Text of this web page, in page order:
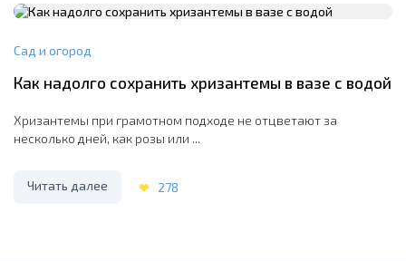
Сад и огород
Как надолго сохранить хризантемы в вазе с водой
Хризантемы при грамотном подходе не отцветают за
несколько дней, как розы или ...
Читать далее 278